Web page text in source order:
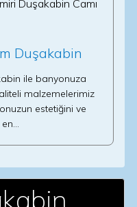
Duşakabin
ile banyonuza
malzemelerimiz
estetiğini ve
en…